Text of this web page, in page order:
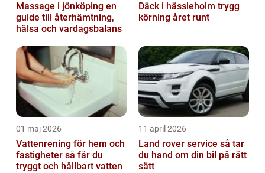
Massage i jönköping en
guide till återhämtning,
hälsa och vardagsbalans
Däck i hässleholm trygg
körning året runt
01 maj 2026
Vattenrening för hem och
fastigheter så får du
tryggt och hållbart vatten
11 april 2026
Land rover service så tar
du hand om din bil på rätt
sätt